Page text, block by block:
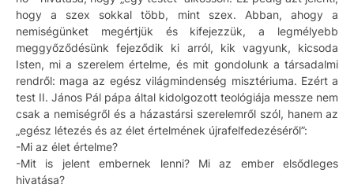
hogy a szex sokkal több, mint szex. Abban, ahogy a
nemiségünket megértjük és kifejezzük, a legmélyebb
meggyőződésünk fejeződik ki arról, kik vagyunk, kicsoda
Isten, mi a szerelem értelme, és mit gondolunk a társadalmi
rendről: maga az egész világmindenség misztériuma. Ezért a
test II. János Pál pápa által kidolgozott teológiája messze nem
csak a nemiségről és a házastársi szerelemről szól, hanem az
„egész létezés és az élet értelmének újrafelfedezéséről”:
-Mi az élet értelme?
-Mit is jelent embernek lenni? Mi az ember elsődleges
hivatása?